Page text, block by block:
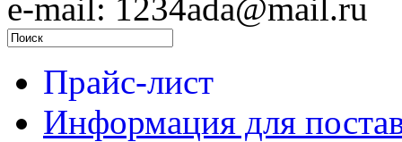
e-mail: 1234ada@mail.ru
Прайс-лист
Информация для